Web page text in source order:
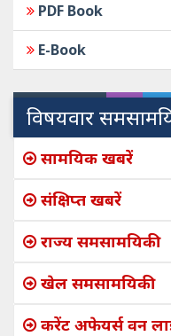
PDF Book
E-Book
विषयवार
सामयिक खबरें
संक्षिप्त खबरें
राज्य समसामयिकी
खेल समसामयिकी
करेंट अफेयर्स वन